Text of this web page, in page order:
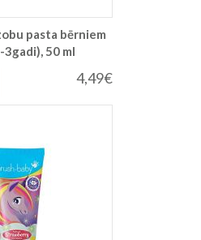
pasta bērniem
50 ml
4,49€